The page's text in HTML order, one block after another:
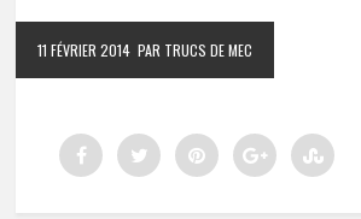
11 FÉVRIER 2014 PAR TRUCS DE MEC